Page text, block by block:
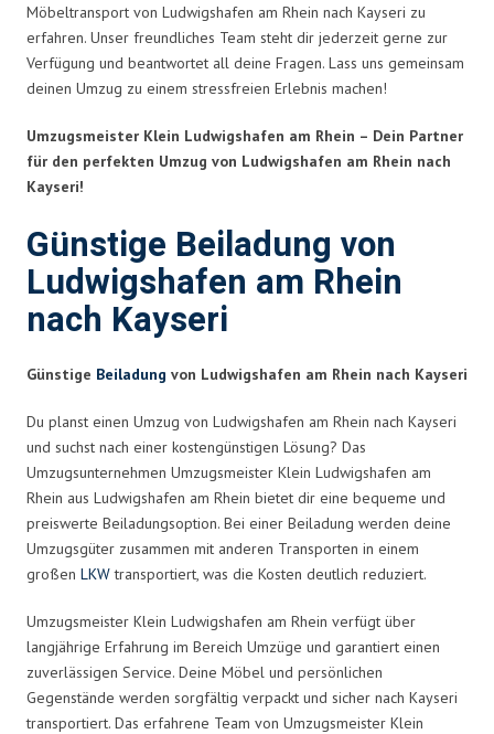
Möbeltransport von Ludwigshafen am Rhein nach Kayseri zu
erfahren. Unser freundliches Team steht dir jederzeit gerne zur
Verfügung und beantwortet all deine Fragen. Lass uns gemeinsam
deinen Umzug zu einem stressfreien Erlebnis machen!
Umzugsmeister Klein Ludwigshafen am Rhein – Dein Partner
für den perfekten Umzug von Ludwigshafen am Rhein nach
Kayseri!
Günstige Beiladung von
Ludwigshafen am Rhein
nach Kayseri
Günstige Beiladung von Ludwigshafen am Rhein nach Kayseri
Du planst einen Umzug von Ludwigshafen am Rhein nach Kayseri
und suchst nach einer kostengünstigen Lösung? Das
Umzugsunternehmen Umzugsmeister Klein Ludwigshafen am
Rhein aus Ludwigshafen am Rhein bietet dir eine bequeme und
preiswerte Beiladungsoption. Bei einer Beiladung werden deine
Umzugsgüter zusammen mit anderen Transporten in einem
großen LKWtransportiert, was die Kosten deutlich reduziert.
Umzugsmeister Klein Ludwigshafen am Rhein verfügt über
langjährige Erfahrung im Bereich Umzüge und garantiert einen
zuverlässigen Service. Deine Möbel und persönlichen
Gegenstände werden sorgfältig verpackt und sicher nach Kayseri
transportiert. Das erfahrene Team von Umzugsmeister Klein